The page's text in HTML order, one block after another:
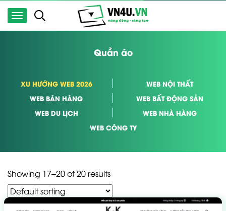
Quần áo
XU HƯỚNG WEB 2026
WEB NỘI THẤT
WEB BÁN HÀNG
WEB BẤT ĐỘNG SẢN
WEB DU LỊCH
WEB NHÀ HÀNG
WEB CÔNG TY
Showing 17–20 of 20 results